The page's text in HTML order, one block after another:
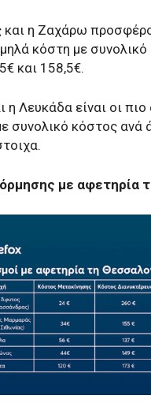
η Ζαχάρω
κόστη με
και 158,5€.
η Λευκάδα είναι οι πιο
συνολικό κόστος ανά
με αφετηρία